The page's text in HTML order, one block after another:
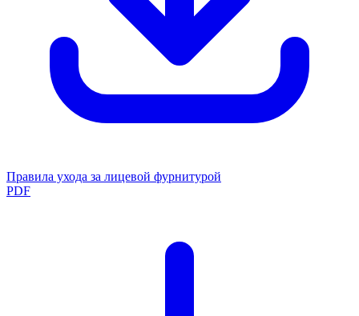
Правила ухода за лицевой фурнитурой
PDF